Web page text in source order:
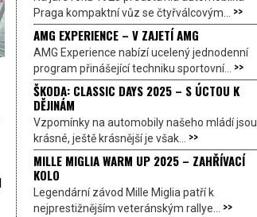
Praga kompaktní vůz se čtyřválcovým... >>
AMG EXPERIENCE – V ZAJETÍ AMG
AMG Experience nabízí ucelený jednodenní
program přinášející techniku sportovní... >>
ŠKODA: CLASSIC DAYS 2025 – S ÚCTOU K
DĚJINÁM
Vzpomínky na automobily našeho mládí jsou
krásné, ještě krásnější je však... >>
MILLE MIGLIA WARM UP 2025 – ZAHŘÍVACÍ
KOLO
Legendární závod Mille Miglia patří k
nejprestižnějším veteránským rallye... >>